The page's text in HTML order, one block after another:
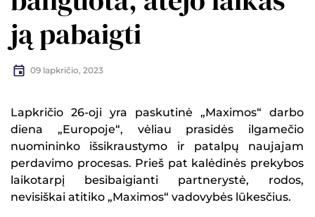
ją pabaigti
09 lapkričio, 2023
Lapkričio 26-oji yra paskutinė „Maximos“ darbo
diena „Europoje“, vėliau prasidės ilgamečio
nuomininko išsikraustymo ir patalpų naujajam
perdavimo procesas. Prieš pat kalėdinės prekybos
laikotarpį besibaigianti partnerystė, rodos,
nevisiškai atitiko „Maximos“ vadovybės lūkesčius.